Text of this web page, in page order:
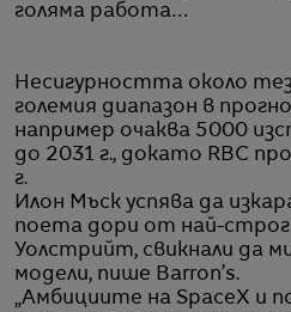
голяма работа…
Несигурността около
големия диапазон в
например очаква 5000
до 2031 г., докато RBC
г.
Илон Мъск успява да
поета дори от най-
Уолстрийт, свикнали да
модели, пише Barron’s.
„Амбициите на SpaceX и